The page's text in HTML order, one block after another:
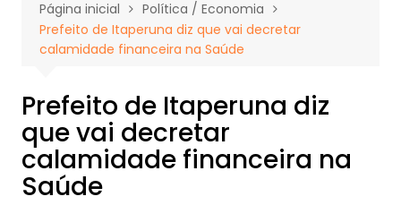
Página inicial
Política / Economia
Prefeito de Itaperuna diz que vai decretar
calamidade financeira na Saúde
Prefeito de Itaperuna diz
que vai decretar
calamidade financeira na
Saúde